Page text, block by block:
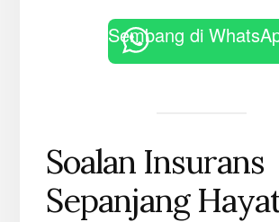
Sembang di
Soalan Insurans
Sepanjang